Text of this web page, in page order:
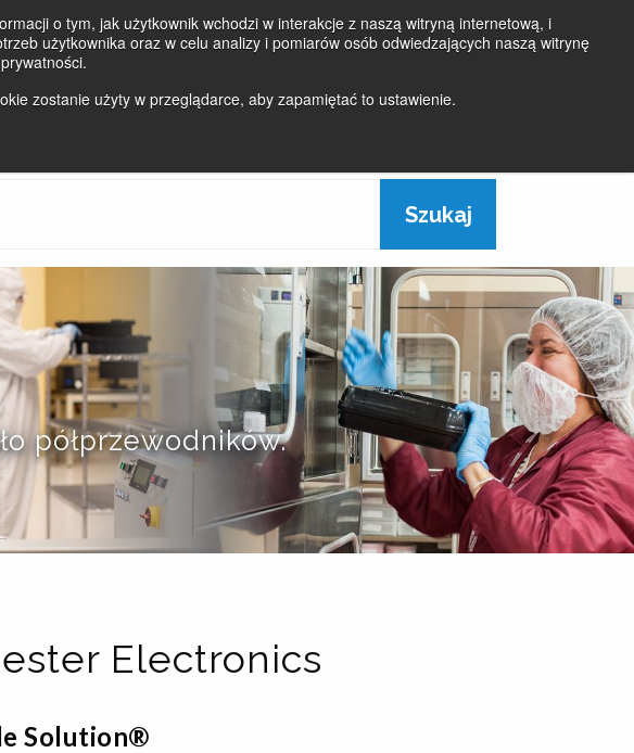
o tym, jak użytkownik wchodzi w interakcje z naszą witryną internetową, i
użytkownika oraz w celu analizy i pomiarów osób odwiedzających naszą witrynę
zostanie użyty w przeglądarce, aby zapamiętać to ustawienie.
ROZWIĄZANIA JAKOŚĆ
O
półprzewodników.
Electronics
Solution®